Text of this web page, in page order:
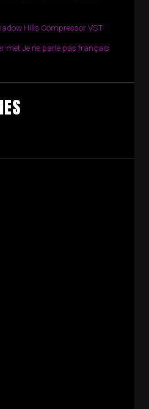
Hills Compressor VST
met Je ne parle pas français